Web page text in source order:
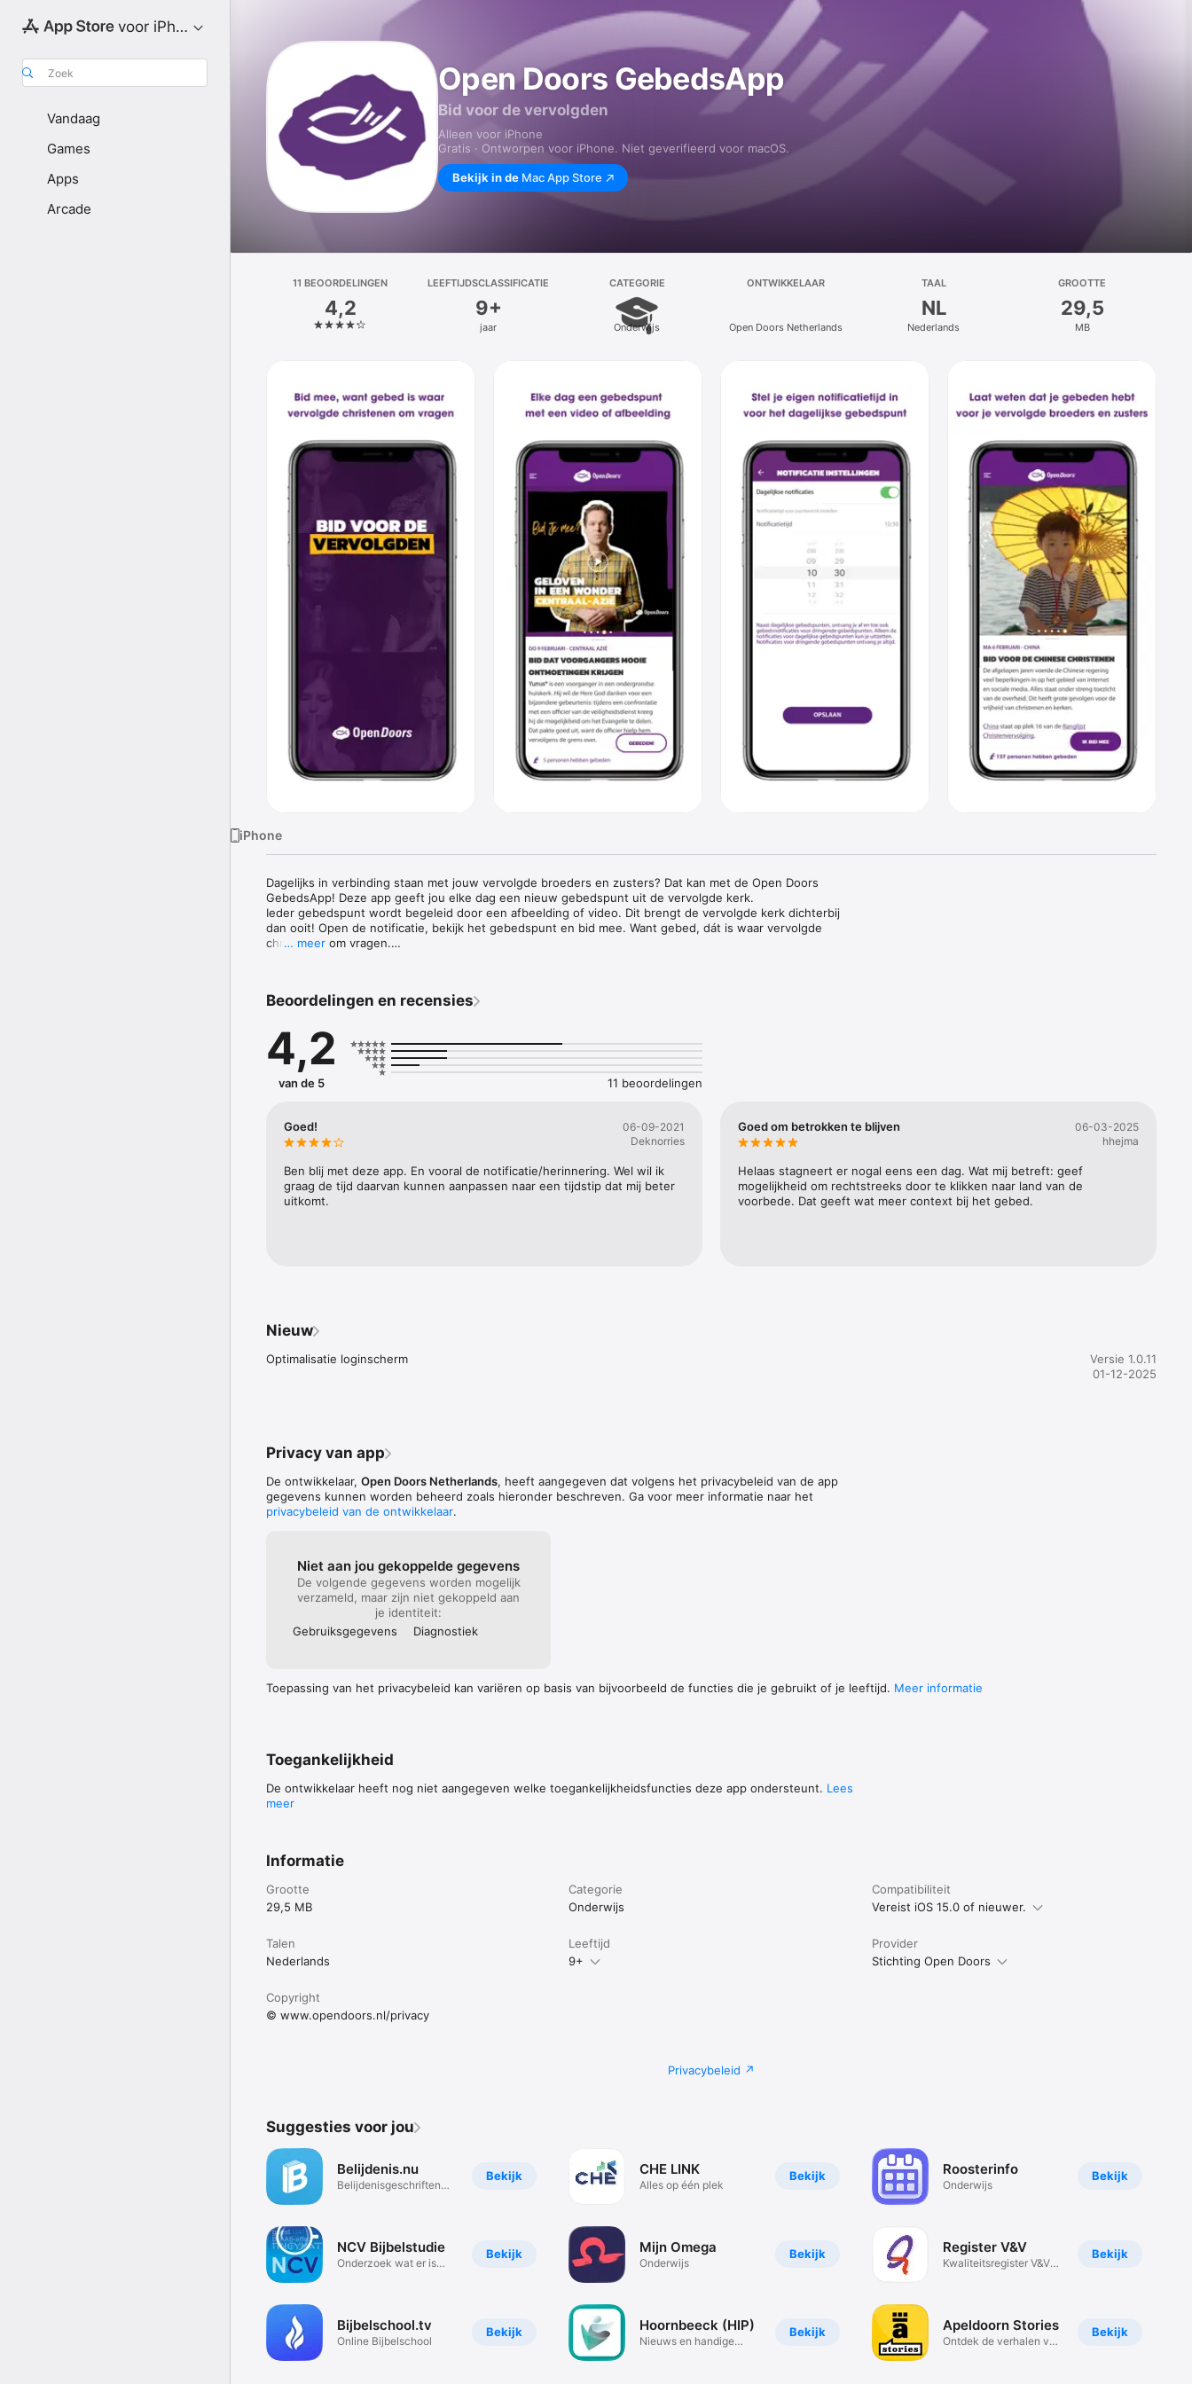
voor iPhone
Zoek
Vandaag
Games
Apps
Arcade
Open Doors GebedsApp
Bid voor de vervolgden
Alleen voor iPhone
Gratis · Ontworpen voor iPhone. Niet geverifieerd voor macOS.
Bekijk in de Mac App Store
11 BEOOR­DELINGEN
4,2
LEEFTIJDSCLASSIFICATIE
9+
jaar
CATEGORIE
Onderwijs
ONTWIKKELAAR
Open Doors Netherlands
TAAL
NL
Nederlands
GROOTTE
29,5
MB
iPhone
Dagelijks in verbinding staan met jouw vervolgde broeders en zusters? Dat kan met de Open Doors
GebedsApp! Deze app geeft jou elke dag een nieuw gebedspunt uit de vervolgde kerk.
Ieder gebedspunt wordt begeleid door een afbeelding of video. Dit brengt de vervolgde kerk dichterbij
dan ooit! Open de notificatie, bekijk het gebedspunt en bid mee. Want gebed, dát is waar vervolgde
christenen om vragen.
bidden.
• Moedig ook anderen aan om te bidden voor vervolgde christenen door op te roepen tot gebed onder
jouw vrienden, familie of andere bekenden. Met slechts één klik in de app, deel je een gebedspunt met
anderen.
Zo zijn we samen in gebed verbonden!
… meer
Beoordelingen en recensies
4,2
van de 5 11 beoordelingen
Goed!
06-09-2021
Deknorries
Ben blij met deze app. En vooral de notificatie/herinnering. Wel wil ik
graag de tijd daarvan kunnen aanpassen naar een tijdstip dat mij beter
uitkomt.
Goed om betrokken te blijven
06-03-2025
hhejma
Helaas stagneert er nogal eens een dag. Wat mij betreft: geef
mogelijkheid om rechtstreeks door te klikken naar land van de
voorbede. Dat geeft wat meer context bij het gebed.
Nieuw
Optimalisatie loginscherm
Versie 1.0.11
01-12-2025
Privacy van app
De ontwikkelaar, Open Doors Netherlands, heeft aangegeven dat volgens het privacybeleid van de app
gegevens kunnen worden beheerd zoals hieronder beschreven. Ga voor meer informatie naar het
privacybeleid van de ontwikkelaar.
Niet aan jou gekoppelde gegevens
De volgende gegevens worden mogelijk
verzameld, maar zijn niet gekoppeld aan
je identiteit:
Gebruiks­gegevens
Diagnostiek
Toepassing van het privacybeleid kan variëren op basis van bijvoorbeeld de functies die je gebruikt of je leeftijd. Meer informatie
Toegankelijkheid
De ontwikkelaar heeft nog niet aangegeven welke toegankelijkheidsfuncties deze app ondersteunt. Lees
meer
Informatie
Grootte
29,5 MB
Categorie
Onderwijs
Compatibiliteit
Vereist iOS 15.0 of nieuwer.
Talen
Nederlands
Leeftijd
9+
Provider
Stichting Open Doors
Copyright
© www.opendoors.nl/privacy
Privacybeleid
Suggesties voor jou
Bekijk
Belijdenis.nu
Belijdenisgeschriften
Bekijk
NCV Bijbelstudie
Onderzoek wat er is
Bekijk
Bijbelschool.tv
Online Bijbelschool
Bekijk
CHE LINK
Alles op één plek
Bekijk
Mijn Omega
Onderwijs
Bekijk
Hoornbeeck (HIP)
Nieuws en handige
Bekijk
Roosterinfo
Onderwijs
Bekijk
Register V&V
Kwaliteitsregister V&V
Bekijk
Apeldoorn Stories
Ontdek de verhalen van